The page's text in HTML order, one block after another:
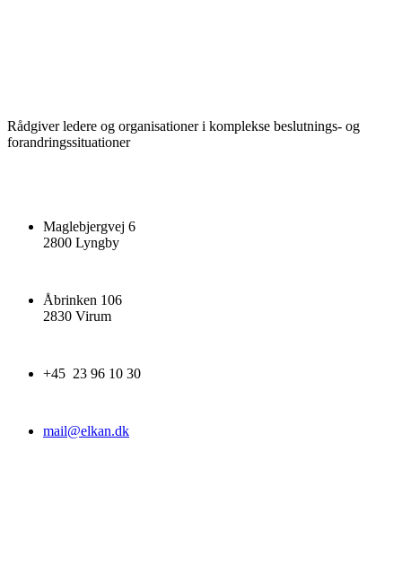
Rådgiver ledere og organisationer i komplekse beslutnings- og
forandringssituationer
Maglebjergvej 6
2800 Lyngby
Åbrinken 106
2830 Virum
+45 23 96 10 30
mail@elkan.dk